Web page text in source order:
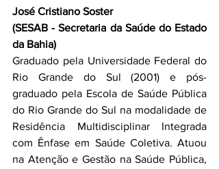
José Cristiano Soster
(SESAB - Secretaria da Saúde do Estado
da Bahia)
Graduado pela Universidade Federal do
Rio Grande do Sul (2001) e pós-
graduado pela Escola de Saúde Pública
do Rio Grande do Sul na modalidade de
Residência Multidisciplinar Integrada
com Ênfase em Saúde Coletiva. Atuou
na Atenção e Gestão na Saúde Pública,